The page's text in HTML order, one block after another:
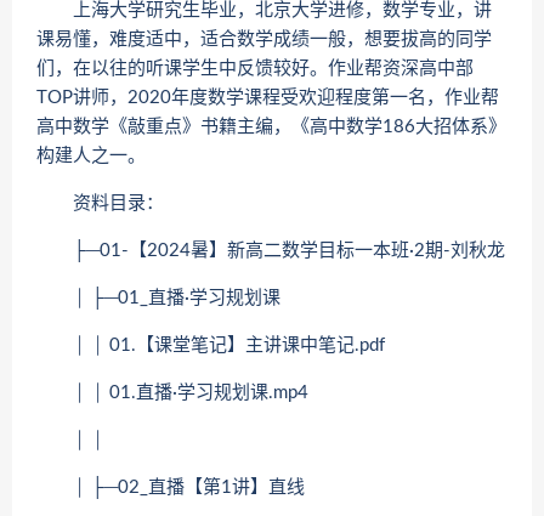
上海大学研究生毕业，北京大学进修，数学专业，讲
课易懂，难度适中，适合数学成绩一般，想要拔高的同学
们，在以往的听课学生中反馈较好。作业帮资深高中部
TOP讲师，2020年度数学课程受欢迎程度第一名，作业帮
高中数学《敲重点》书籍主编，《高中数学186大招体系》
构建人之一。
资料目录：
├─01-【2024暑】新高二数学目标一本班·2期-刘秋龙
│ ├─01_直播·学习规划课
│ │ 01.【课堂笔记】主讲课中笔记.pdf
│ │ 01.直播·学习规划课.mp4
│ ├─02_直播【第1讲】直线